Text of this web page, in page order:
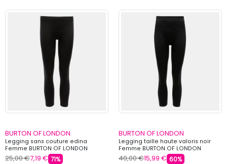
BURTON OF LONDON
Legging sans couture edina
Femme BURTON OF LONDON
25,00 €7,19 € 71%
BURTON OF LONDON
Legging taille haute valoris noir
Femme BURTON OF LONDON
40,00 €15,99 € 60%